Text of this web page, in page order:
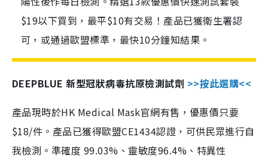
$19以下買到，最平$10有交易！產品已獲衛生署認
可，或通過歐盟標準，最快10分鐘知結果。
DEEPBLUE 新型冠狀病毒抗原檢測試劑 >>按此選購<<
產品現時於HK Medical Mask官網有售，優惠價只要
$18/件。產品已獲得歐盟CE1434認證，可供民眾進行自
我檢測。準確度 99.03%、靈敏度96.4%、特異性